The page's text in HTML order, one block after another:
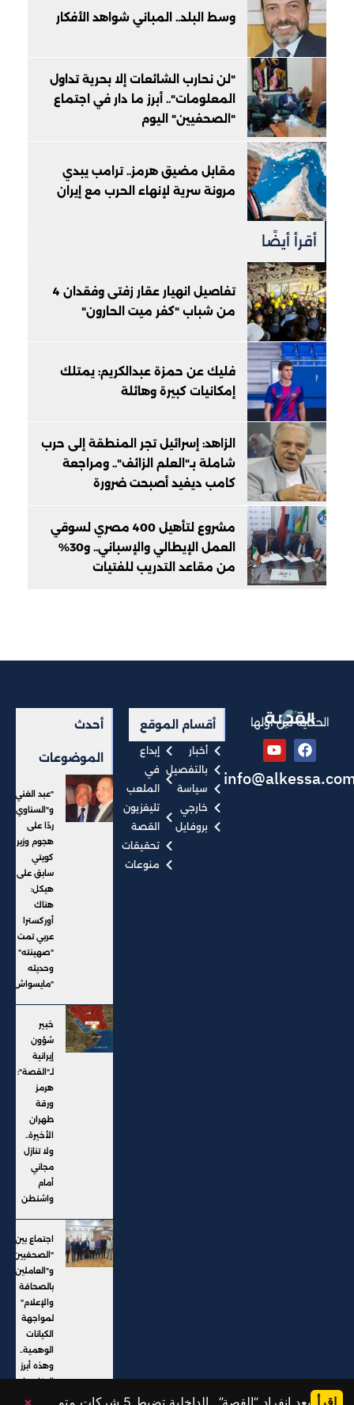
وسط البلد.. المباني شواهد الأفكار
"لن نحارب الشائعات إلا بحرية تداول
المعلومات".. أبرز ما دار في اجتماع
"الصحفيين" اليوم
مقابل مضيق هرمز.. ترامب يبدي
مرونة سرية لإنهاء الحرب مع إيران
أقرأ أيضًا
تفاصيل انهيار عقار زفتى وفقدان 4
من شباب "كفر ميت الحارون"
فليك عن حمزة عبدالكريم: يمتلك
إمكانيات كبيرة وهائلة
الزاهد: إسرائيل تجر المنطقة إلى حرب
شاملة بـ"العلم الزائف".. ومراجعة
كامب ديفيد أصبحت ضرورة
مشروع لتأهيل 400 مصري لسوقي
العمل الإيطالي والإسباني.. و30%
من مقاعد التدريب للفتيات
الحكاية من أولها أقسام الموقع
أخبار
بالتفصيل
سياسة
خارجي
بروفايل
إبداع
في
الملعب
تليفزيون
القصة
تحقيقات
منوعات
أحدث
الموضوعات
"عبد الغني"
و"السناوي"
ردًا على
هجوم وزير
كويتي
سابق على
هيكل:
هناك
أوركسترا
عربي تمت
"صهينته" ..
وحديثه
"مايسواش"
خبير
شؤون
إيرانية
لـ"القصة":
هرمز
ورقة
طهران
الأخيرة..
ولا تنازل
مجاني
أمام
واشنطن
اجتماع بين
"الصحفيين"
و"العاملين
بالصحافة
والإعلام"
لمواجهة
الكيانات
الوهمية..
وهذه أبرز
التفاصيل